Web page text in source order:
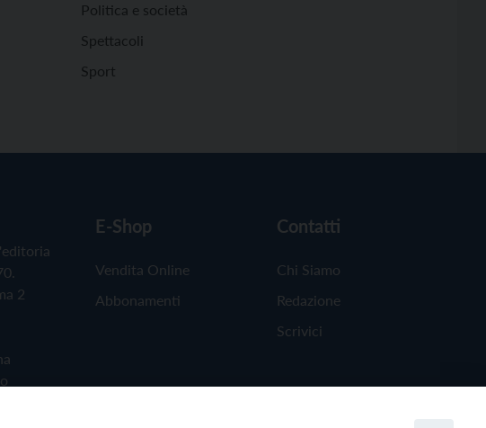
Politica e società
Spettacoli
Sport
2
E-Shop
Vendita Online
Abbonamenti
Contatti
Chi Siamo
Redazione
Scrivici